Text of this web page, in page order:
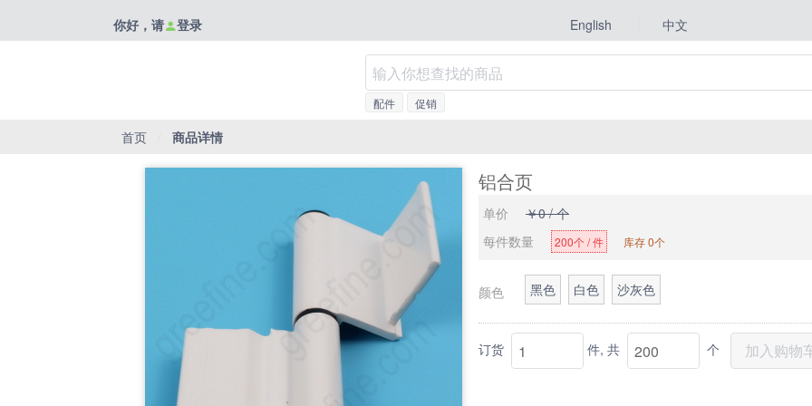
你好，请 登录 English 中文
配件 促销
首页 商品详情
铝合页
单价
￥0 / 个
每件数量
200个 / 件 库存 0个
颜色 黑色 白色 沙灰色
订货 件, 共 个 加入购物